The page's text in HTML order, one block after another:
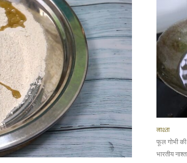
नाश्ता
फूल गोभी की
भारतीय